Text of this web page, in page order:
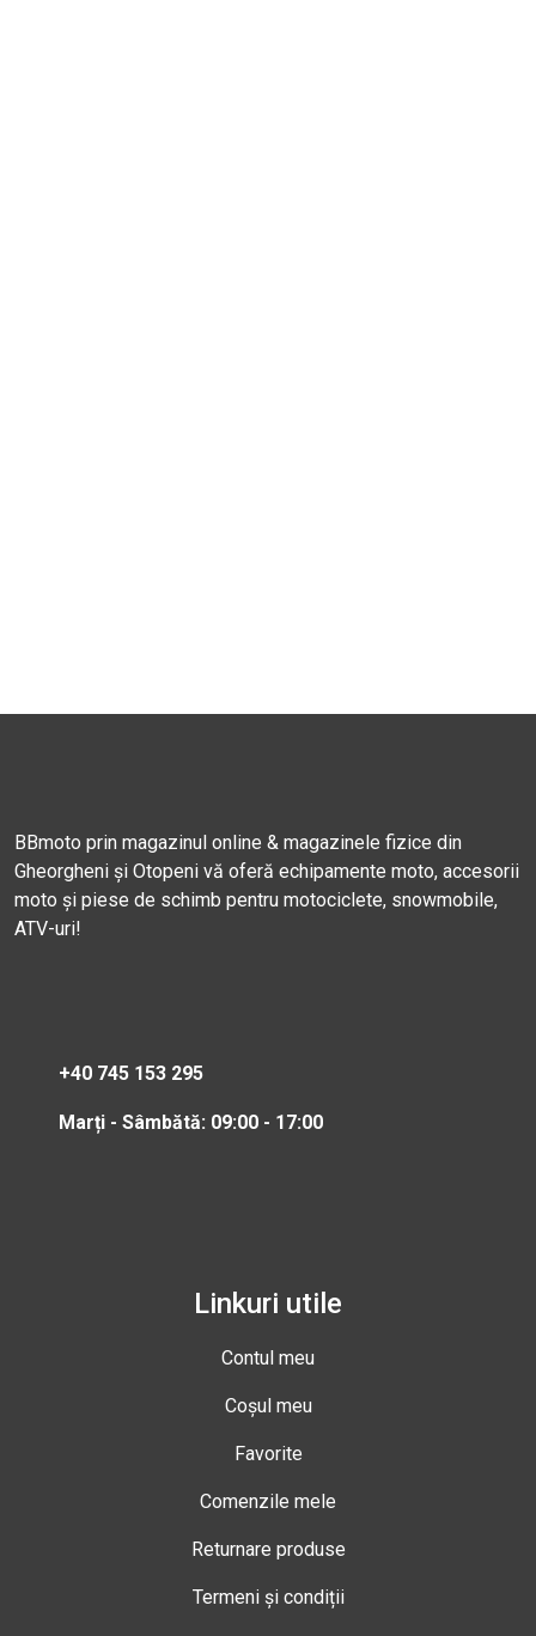
BBmoto prin magazinul online & magazinele fizice din
Gheorgheni și Otopeni vă oferă echipamente moto, accesorii
moto și piese de schimb pentru motociclete, snowmobile,
ATV-uri!
+40 745 153 295
Marți - Sâmbătă: 09:00 - 17:00
Linkuri utile
Contul meu
Coșul meu
Favorite
Comenzile mele
Returnare produse
Termeni și condiții